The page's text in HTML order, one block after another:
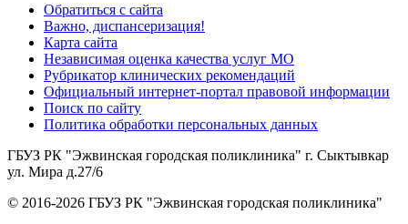
Обратиться с сайта
Важно, диспансеризация!
Карта сайта
Независимая оценка качества услуг МО
Рубрикатор клинических рекомендаций
Официальный интернет-портал правовой информации
Поиск по сайту
Политика обработки персональных данных
ГБУЗ РК "Эжвинская городская поликлиника" г. Сыктывкар
ул. Мира д.27/6
© 2016-2026 ГБУЗ РК "Эжвинская городская поликлиника"